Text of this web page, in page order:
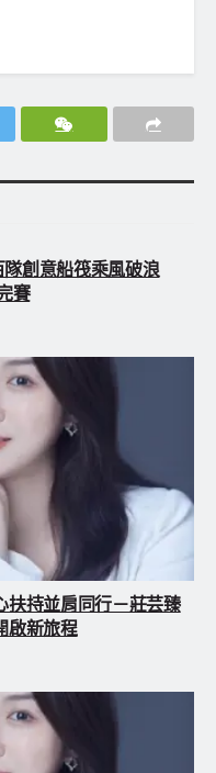
創意船筏乘風破浪
賽
扶持並肩同行－莊芸臻
啟新旅程